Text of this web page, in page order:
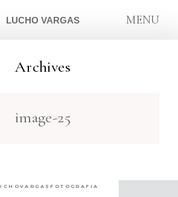
LUCHO VARGAS MENU
Archives
image-25